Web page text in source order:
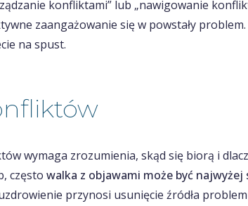
konfliktami” lub „nawigowanie
zaangażowanie się w powstały problem.
na spust.
wymaga zrozumienia, skąd się biorą i
często walka z objawami może być
przynosi usunięcie źródła